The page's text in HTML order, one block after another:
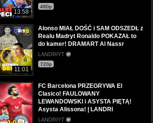
13:58
480p
11:01
Alonso MIAŁ DOŚĆ i SAM ODSZEDŁ z
Realu Madryt Ronaldo POKAZAŁ to
do kamer! DRAMART Al Nassr
LANDRIYT
720p
FC Barcelona PRZEGRYWA El
Clasico! FAULOWANY
LEWANDOWSKI i ASYSTA PIĘTĄ!
Asysta Alissona! | LANDRI
LANDRIYT